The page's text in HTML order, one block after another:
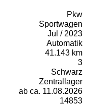
Pkw
Sportwagen
Jul / 2023
Automatik
41.143 km
3
Schwarz
Zentrallager
ab ca. 11.08.2026
14853